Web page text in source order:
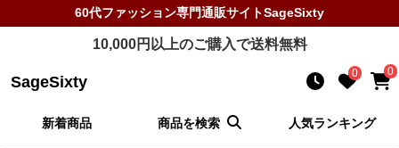
60代ファッション専門通販サイトSageSixty
10,000円以上のご購入で送料無料
SageSixty 0 0
新着商品 商品を検索 人気ランキング